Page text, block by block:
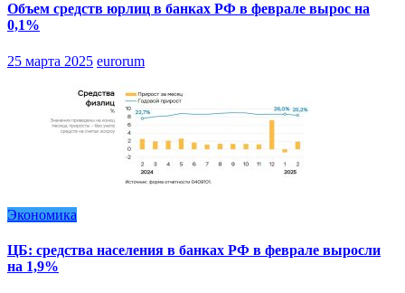
Объем средств юрлиц в банках РФ в феврале вырос на
0,1%
25 марта 2025 eurorum
Экономика
ЦБ: средства населения в банках РФ в феврале выросли
на 1,9%